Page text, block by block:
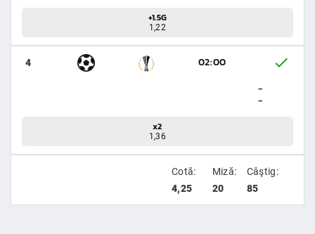
+1.5G
1,22
4
02:00
-
-
x2
1,36
Cotă:
4,25
Miză:
20
Câştig:
85